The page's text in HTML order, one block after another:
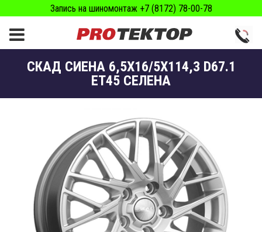
Запись на шиномонтаж +7 (8172) 78-00-78
СКАД CИЕНА 6,5X16/5X114,3 D67.1
ET45 СЕЛЕНА